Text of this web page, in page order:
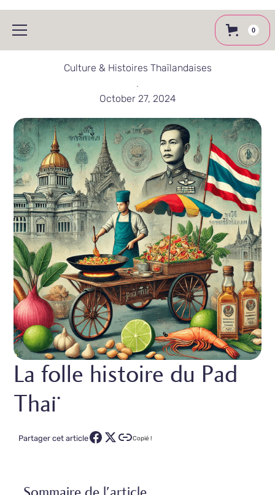
0
Culture & Histoires Thaïlandaises
October 27, 2024
La folle histoire du Pad
Thaï
Partager cet article Copié !